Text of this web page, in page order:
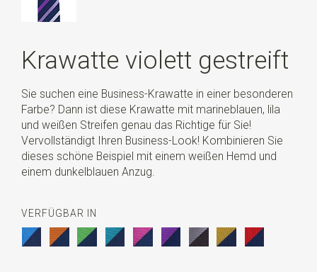
Krawatte violett gestreift
Sie suchen eine Business-Krawatte in einer besonderen
Farbe? Dann ist diese Krawatte mit marineblauen, lila
und weißen Streifen genau das Richtige für Sie!
Vervollständigt Ihren Business-Look! Kombinieren Sie
dieses schöne Beispiel mit einem weißen Hemd und
einem dunkelblauen Anzug.
VERFÜGBAR IN